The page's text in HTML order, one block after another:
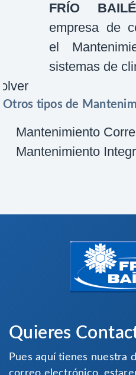
FRÍO
empresa de
el
sistemas de
Otros tipos de
Mantenimiento
Mantenimiento
Quieres
Pues aquí tienes nuestra